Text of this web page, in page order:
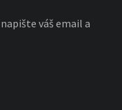
váš email a